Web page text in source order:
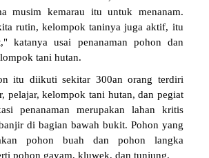
musim kemarau itu untuk menanam.
rutin, kelompok taninya juga aktif, itu
katanya usai penanaman pohon dan
tani hutan.
itu diikuti sekitar 300an orang terdiri
pelajar, kelompok tani hutan, dan pegiat
penanaman merupakan lahan kritis
di bagian bawah bukit. Pohon yang
pohon buah dan pohon langka
pohon gayam, kluwek, dan tunjung.